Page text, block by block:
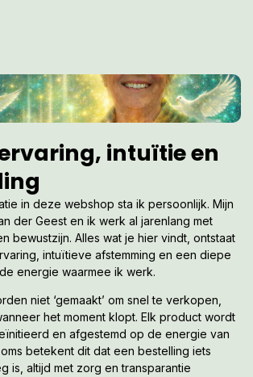
intuïtie en
in deze webshop sta ik persoonlijk. Mijn
der Geest en ik werk al jarenlang met
bewustzijn. Alles wat je hier vindt, ontstaat
intuïtieve afstemming en een diepe
energie waarmee ik werk.
niet ‘gemaakt’ om snel te verkopen,
het moment klopt. Elk product wordt
en afgestemd op de energie van
betekent dit dat een bestelling iets
is, altijd met zorg en transparantie